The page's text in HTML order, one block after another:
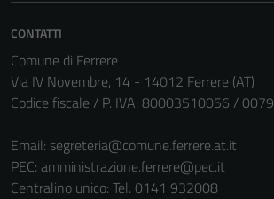
CONTATTI
Comune di Ferrere
Via IV Novembre, 14 - 14012 Ferrere (AT)
Codice fiscale / P. IVA: 80003510056 /
Email: segreteria@comune.ferrere.at.it
PEC: amministrazione.ferrere@pec.it
Centralino unico: Tel. 0141 932008
Questi
non
personali.